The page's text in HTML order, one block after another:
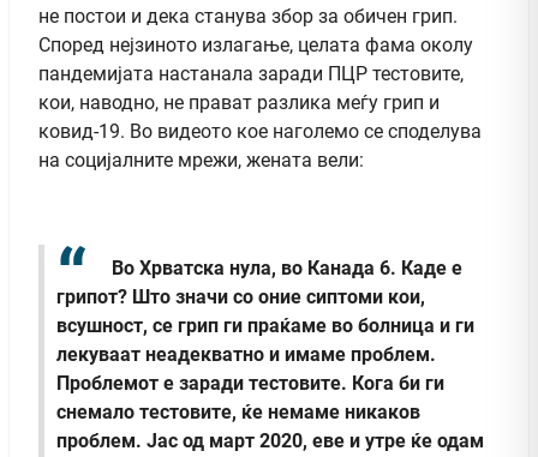
не постои и дека станува збор за обичен грип.
Според нејзиното излагање, целата фама околу
пандемијата настанала заради ПЦР тестовите,
кои, наводно, не прават разлика меѓу грип и
ковид-19. Во видеото кое наголемо се споделува
на социјалните мрежи, жената вели:
Во Хрватска нула, во Канада 6. Каде е
грипот? Што значи со оние сиптоми кои,
всушност, се грип ги праќаме во болница и ги
лекуваат неадекватно и имаме проблем.
Проблемот е заради тестовите. Кога би ги
снемало тестовите, ќе немаме никаков
проблем. Јас од март 2020, еве и утре ќе одам